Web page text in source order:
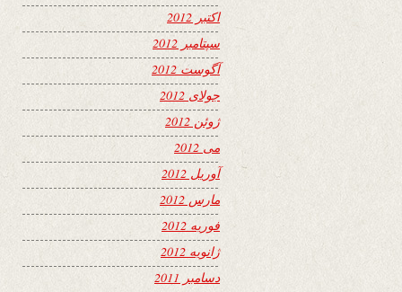
اکتبر 2012
سپتامبر 2012
آگوست 2012
جولای 2012
ژوئن 2012
می 2012
آوریل 2012
مارس 2012
فوریه 2012
ژانویه 2012
دسامبر 2011